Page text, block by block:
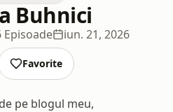
Buhnici
Episoade iun. 21, 2026
Favorite
pe blogul meu,